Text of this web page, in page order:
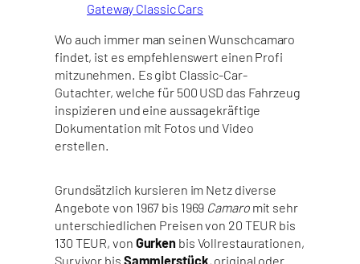
Gateway Classic Cars
Wo auch immer man seinen Wunschcamaro
findet, ist es empfehlenswert einen Profi
mitzunehmen. Es gibt Classic-Car-
Gutachter, welche für 500 USD das Fahrzeug
inspizieren und eine aussagekräftige
Dokumentation mit Fotos und Video
erstellen.
Grundsätzlich kursieren im Netz diverse
Angebote von 1967 bis 1969 Camaromit sehr
unterschiedlichen Preisen von 20 TEUR bis
130 TEUR, von Gurken bis Vollrestaurationen,
Survivor bis Sammlerstück, original oder